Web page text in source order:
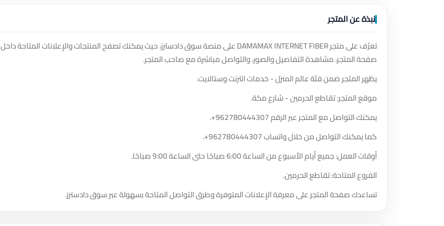
نبذة عن المتجر
تعرّف على متجر DAMAMAX INTERNET FIBER على منصة سوق دادسترز، حيث يمكنك تصفح المنتجات والإعلانات المتاحة داخل
صفحة المتجر، مشاهدة التفاصيل والصور، والتواصل مباشرة مع صاحب المتجر.
يظهر المتجر ضمن فئة عالم المنزل - خدمات انترنت وستالايت.
موقع المتجر: تقاطع الحرمين - شارع مكة.
يمكنك التواصل مع المتجر عبر الرقم+962780444307
.
كما يمكنك التواصل من خلال واتساب+962780444307
.
أوقات العمل: جميع أيام الأسبوع من الساعة 6:00 صباحًا حتى الساعة 9:00 صباحًا.
الفروع المتاحة: تقاطع الحرمين.
تساعدك صفحة المتجر على معرفة الإعلانات المتوفرة وطرق التواصل المتاحة بسهولة عبر سوق دادسترز.